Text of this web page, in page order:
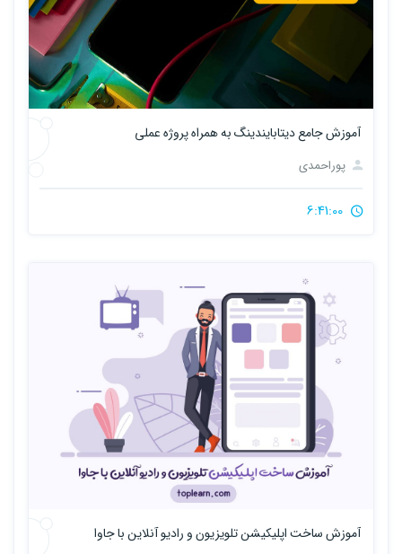
آموزش جامع دیتابایندینگ به همراه پروژه عملی
پوراحمدی
آموزش ساخت اپلیکیشن تلویزیون و رادیو آنلاین با جاوا